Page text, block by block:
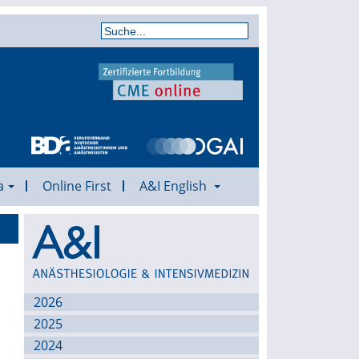
Online First A&I English
Archiv
2026
2025
2024